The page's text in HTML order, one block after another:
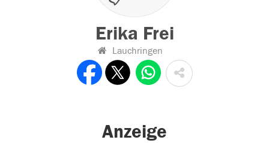
Erika Frei
Lauchringen
Anzeige